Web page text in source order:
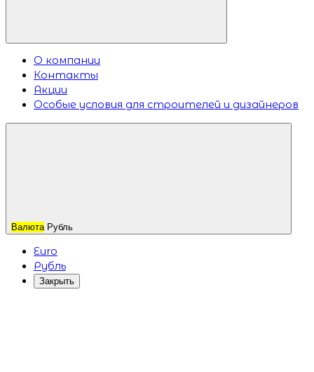
О компании
Контакты
Акции
Особые условия для строителей и дизайнеров
Валюта Рубль
Euro
Рубль
Закрыть